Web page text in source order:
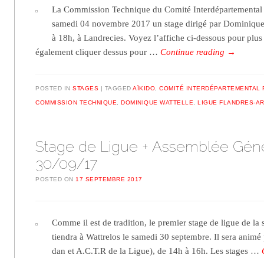
La Commission Technique du Comité
samedi 04 novembre 2017 un stage dirigé par
à 18h, à Landrecies. Voyez l’affiche ci-dessous pour
également cliquer dessus pour …Continue reading →
POSTED INSTAGES TAGGEDAÏKIDO ,COMITÉ INTERDÉPARTEMENTAL
COMMISSION TECHNIQUE ,DOMINIQUE WATTELLE ,LIGUE FLANDRES-
Stage de Ligue + Assemblée
30/09/17
POSTED ON 17 SEPTEMBRE 2017
Comme il est de tradition, le premier stage de ligue de la
tiendra à Wattrelos le samedi 30 septembre. Il sera animé
dan et A.C.T.R de la Ligue), de 14h à 16h. Les stages …